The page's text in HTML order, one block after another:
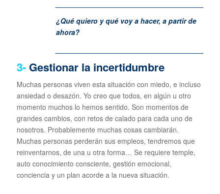
¿Qué quiero y qué voy a hacer, a partir de
ahora?
3- Gestionar la incertidumbre
Muchas personas viven esta situación con miedo, e incluso
ansiedad o desazón. Yo creo que todos, en algún u otro
momento muchos lo hemos sentido. Son momentos de
grandes cambios, con retos de calado para cada uno de
nosotros. Probablemente muchas cosas cambiarán.
Muchas personas perderán sus empleos, tendremos que
reinventarnos, de una u otra forma… Se requiere temple,
auto conocimiento consciente, gestión emocional,
conciencia y un plan acorde a la nueva situación.